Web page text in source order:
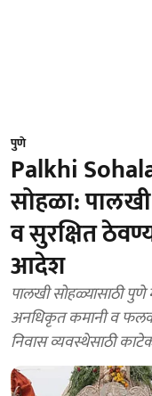
पुणे
Palkhi
सोहळा:
व सुरक्षित
आदेश
पालखी सोहळ्यासाठी
अनधिकृत कमानी व
निवास व्यवस्थेसाठी